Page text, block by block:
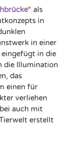
“ als
in
in einer
in die
die Illumination
das
einen für
verliehen
auch mit
erstellt